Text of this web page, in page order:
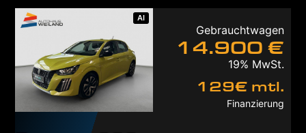
AI
Gebrauchtwagen
14.900 €
19% MwSt.
129€ mtl.
Finanzierung